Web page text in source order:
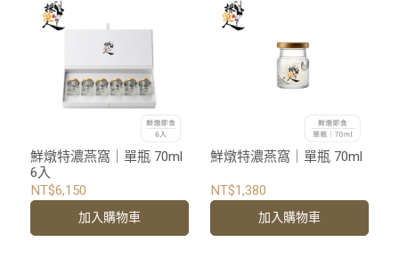
鮮燉特濃燕窩｜單瓶 70ml
6入
NT$6,150
加入購物車
鮮燉特濃燕窩｜單瓶 70ml
NT$1,380
加入購物車